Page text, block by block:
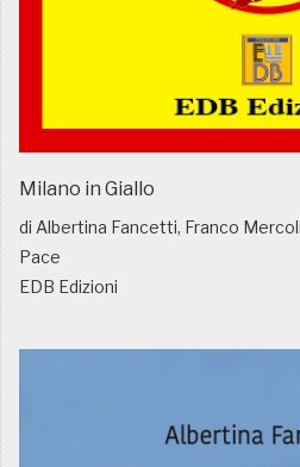
Milano in Giallo
di Albertina Fancetti, Franco
Pace
EDB Edizioni